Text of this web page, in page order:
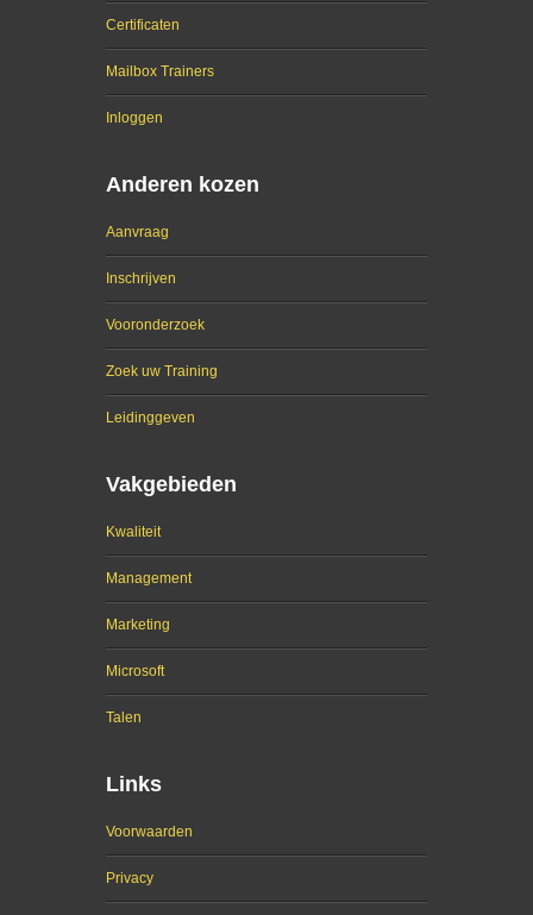
Certificaten
Mailbox Trainers
Inloggen
Anderen kozen
Aanvraag
Inschrijven
Vooronderzoek
Zoek uw Training
Leidinggeven
Vakgebieden
Kwaliteit
Management
Marketing
Microsoft
Talen
Links
Voorwaarden
Privacy